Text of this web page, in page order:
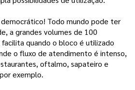
Todo mundo pode ter
a grandes volumes de 100
facilita quando o bloco é utilizado
o fluxo de atendimento é intenso,
oftalmo, sapateiro e
exemplo.